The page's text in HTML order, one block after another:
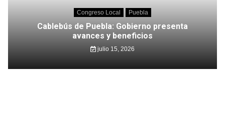
Congreso Local Puebla
Cablebús de Puebla: Gobierno presenta
avances y beneficios
julio 15, 2026